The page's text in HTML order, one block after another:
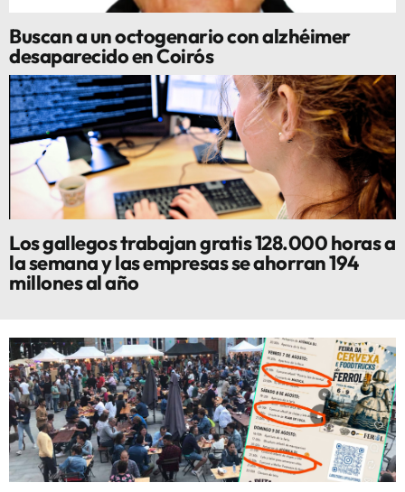
Buscan a un octogenario con alzhéimer
desaparecido en Coirós
Los gallegos trabajan gratis 128.000 horas a
la semana y las empresas se ahorran 194
millones al año